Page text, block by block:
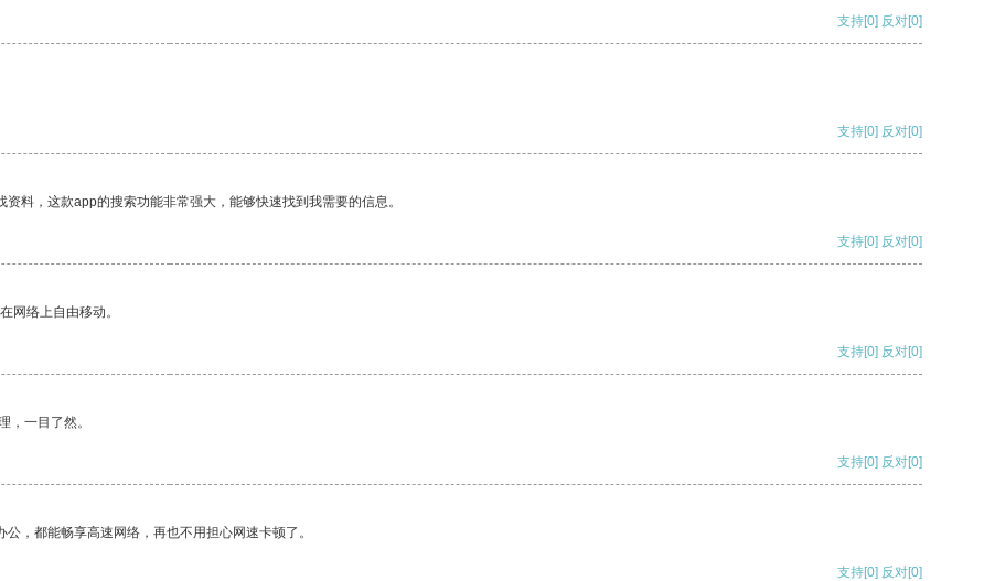
支持[0] 反对[0]
支持[0] 反对[0]
料，这款app的搜索功能非常强大，能够快速找到我需要的信息。
支持[0] 反对[0]
网络上自由移动。
支持[0] 反对[0]
，一目了然。
支持[0] 反对[0]
，都能畅享高速网络，再也不用担心网速卡顿了。
支持[0] 反对[0]